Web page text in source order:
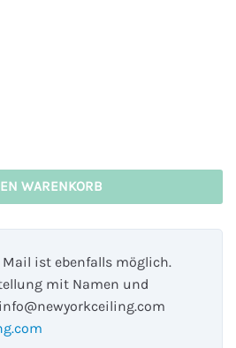
WARENKORB
Mail ist ebenfalls möglich.
mit Namen und